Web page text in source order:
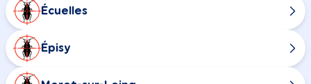
Écuelles
Épisy